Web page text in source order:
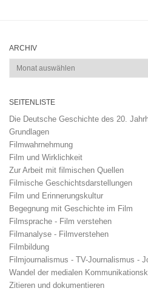
ARCHIV
Archiv
SEITENLISTE
Die Deutsche Geschichte des 20.
Grundlagen
Filmwahrnehmung
Film und Wirklichkeit
Zur Arbeit mit filmischen Quellen
Filmische Geschichtsdarstellungen
Film und Erinnerungskultur
Begegnung mit Geschichte im Film
Filmsprache - Film verstehen
Filmanalyse - Filmverstehen
Filmbildung
Filmjournalismus - TV-Journalismus -
Wandel der medialen
Zitieren und dokumentieren